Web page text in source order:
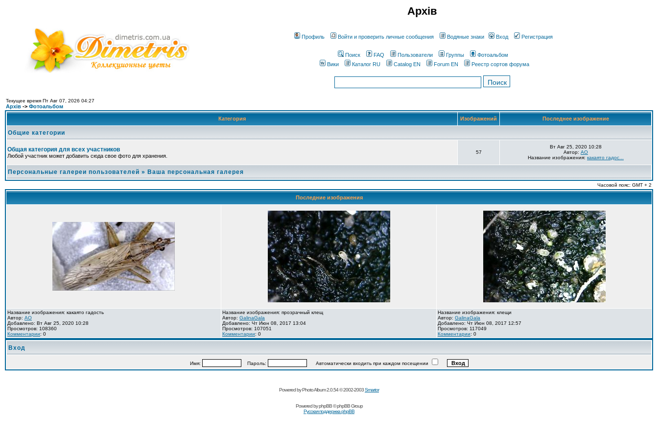
Архів
Профиль Войти и проверить личные сообщения Водяные знаки Вход Регистрация
Поиск FAQ Пользователи Группы
Фотоальбом
Вики
Каталог RU Catalog EN Forum EN Реестр сортов форума
Текущее время Пт Авг 07, 2026 04:27
Архів -> Фотоальбом
Категория Изображений Последнее изображение
Общие категории
Общая категория для всех участников
Любой участник может добавить сюда свое фото для хранения.
57
Вт Авг 25, 2020 10:28
Автор: AO
Название изображения: какаято гадос...
Персональные галереи пользователей » Ваша персональная галерея
Часовой пояс: GMT + 2
Последние изображения
Название изображения: какаято гадость
Автор: AO
Добавлено: Вт Авг 25, 2020 10:28
Просмотров: 108360
Комментарии: 0
Название изображения: прозрачный клещ
Автор: GalinaGala
Добавлено: Чт Июн 08, 2017 13:04
Просмотров: 107051
Комментарии: 0
Название изображения: клещи
Автор: GalinaGala
Добавлено: Чт Июн 08, 2017 12:57
Просмотров: 117049
Комментарии: 0
Вход
Имя: Пароль: Автоматически входить при каждом посещении
Powered by Photo Album 2.0.54 © 2002-2003Smartor
Powered byphpBB© phpBB Group
Русская поддержка phpBB